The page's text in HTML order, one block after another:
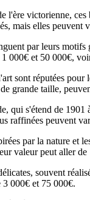
l'ère victorienne, ces
mais elles peuvent
par leurs
000€ et 50 000€,
sont réputées pour
grande taille,
qui s'étend de 1901
raffinées peuvent
par la nature et
valeur peut aller
souvent
3 000€ et 75 000€.